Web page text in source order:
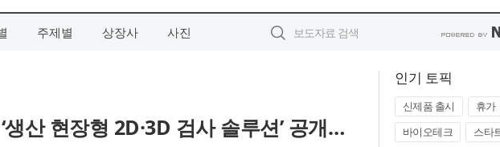
주제별 상장사 사진
산 현장형 2D·3D 검사 솔루션’ 공개…
인기 토픽
신제품 출시 휴가
바이오테크
스타